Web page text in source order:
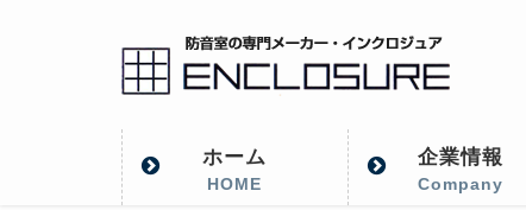
ホーム
HOME
企業情報
Company